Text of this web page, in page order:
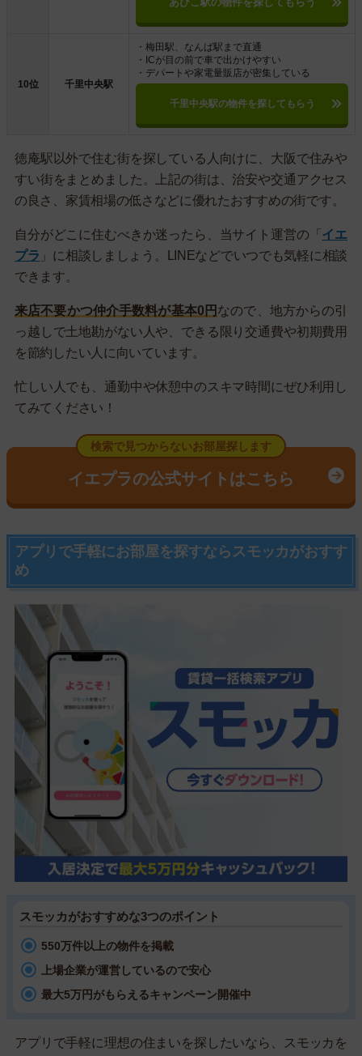
あびこ駅の物件を探してもらう
10位 千里中央駅
・梅田駅、なんば駅まで直通
・ICが目の前で車で出かけやすい
・デパートや家電量販店が密集している
千里中央駅の物件を探してもらう
徳庵駅以外で住む街を探している人向けに、大阪で住みや
すい街をまとめました。上記の街は、治安や交通アクセス
の良さ、家賃相場の低さなどに優れたおすすめの街です。
自分がどこに住むべきか迷ったら、当サイト運営の「 イエ
プラ 」に相談しましょう。LINEなどでいつでも気軽に相談
できます。
来店不要かつ仲介手数料が基本0円 なので、地方からの引
っ越しで土地勘がない人や、できる限り交通費や初期費用
を節約したい人に向いています。
忙しい人でも、通勤中や休憩中のスキマ時間にぜひ利用し
てみてください！
検索で見つからないお部屋探します
イエプラの公式サイトはこちら
アプリで手軽にお部屋を探すならスモッカがおすす
め
スモッカがおすすめな3つのポイント
550万件以上の物件を掲載
上場企業が運営しているので安心
最大5万円がもらえるキャンペーン開催中
アプリで手軽に理想の住まいを探したいなら、スモッカを